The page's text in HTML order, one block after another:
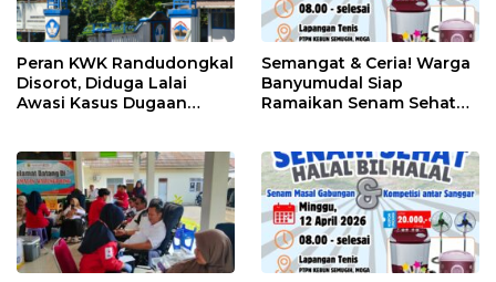
Peran KWK Randudongkal
Disorot, Diduga Lalai
Awasi Kasus Dugaan
Semangat & Ceria! Warga
Banyumudal Siap
Ramaikan Senam Sehat